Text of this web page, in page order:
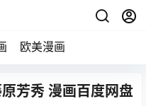
欧美漫画
芳秀 漫画百度网盘